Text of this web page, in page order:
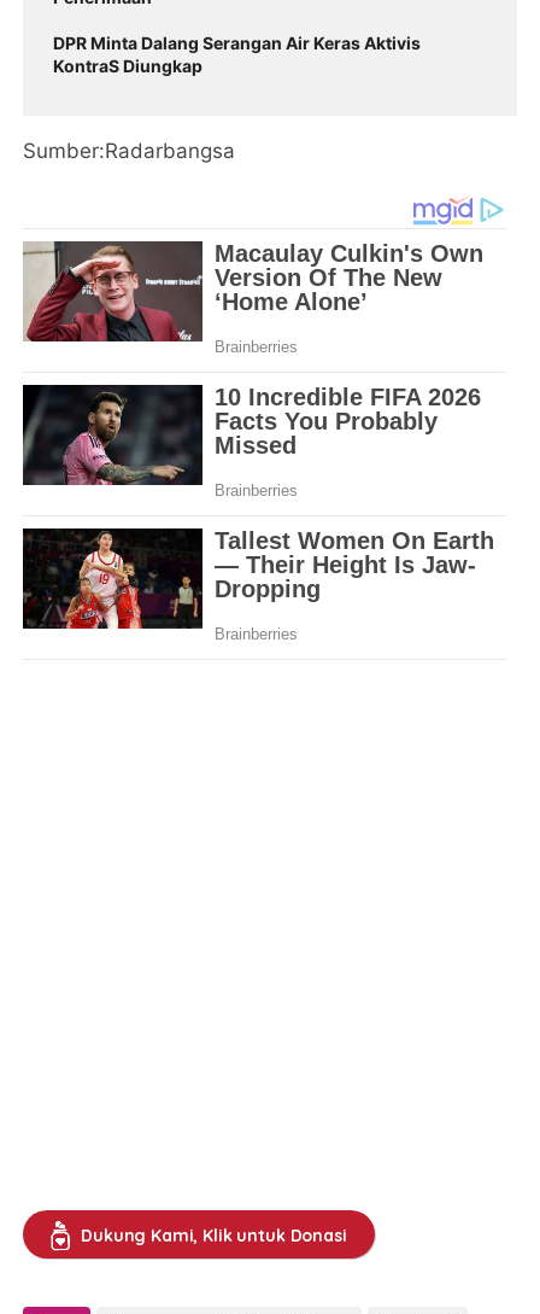
DPR Minta Dalang Serangan Air Keras Aktivis
KontraS Diungkap
Sumber:Radarbangsa
Dukung Kami, Klik untuk Donasi